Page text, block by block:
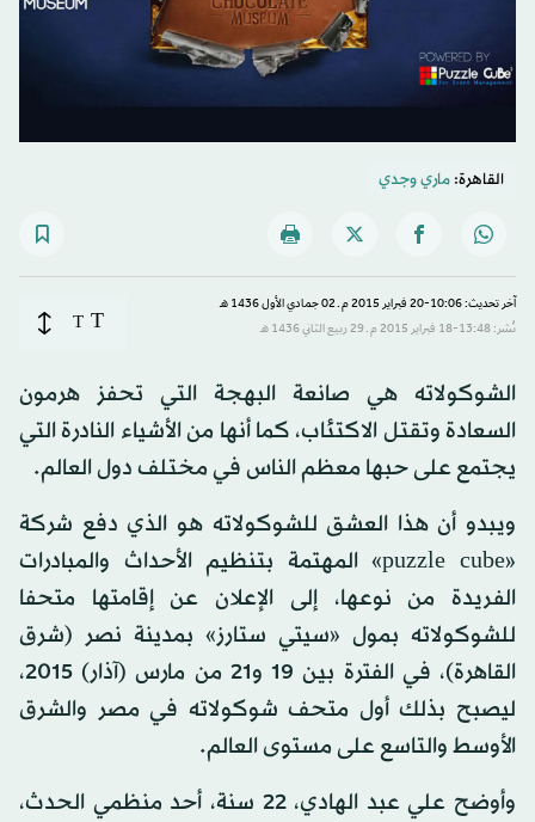
القاهرة:ماري وجدي
آخر تحديث: 10:06-20 فبراير 2015 م ـ 02 جمادي الأول 1436 هـ
نُشر: 13:48-18 فبراير 2015 م ـ 29 ربيع الثاني 1436 هـ
T
T
الشوكولاته هي صانعة البهجة التي تحفز هرمون
السعادة وتقتل الاكتئاب، كما أنها من الأشياء النادرة التي
يجتمع على حبها معظم الناس في مختلف دول العالم.
ويبدو أن هذا العشق للشوكولاته هو الذي دفع شركة
«puzzle cube» المهتمة بتنظيم الأحداث والمبادرات
الفريدة من نوعها، إلى الإعلان عن إقامتها متحفا
للشوكولاته بمول «سيتي ستارز» بمدينة نصر (شرق
القاهرة)، في الفترة بين 19 و21 من مارس (آذار) 2015،
ليصبح بذلك أول متحف شوكولاته في مصر والشرق
الأوسط والتاسع على مستوى العالم.
وأوضح علي عبد الهادي، 22 سنة، أحد منظمي الحدث،